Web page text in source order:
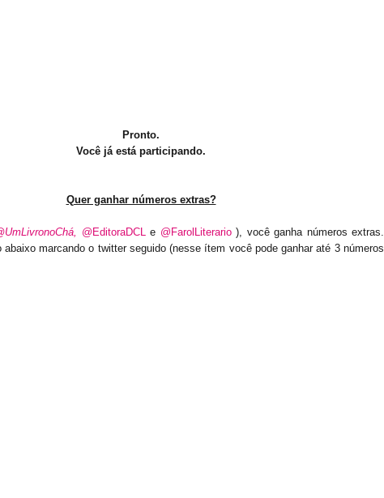
Pronto.
Você já está participando.
Quer ganhar números extras?
@EditoraDCLe @FarolLiterario), você ganha números extras.
abaixo marcando o twitter seguido (nesse ítem você pode ganhar até 3 números